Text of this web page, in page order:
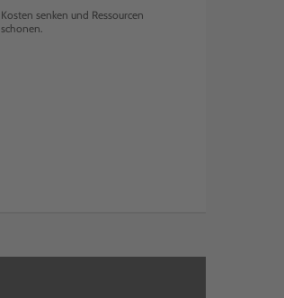
Kosten senken und Ressourcen
schonen.